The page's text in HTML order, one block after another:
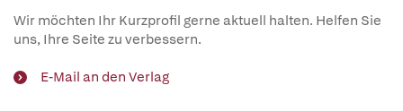
Wir möchten Ihr Kurzprofil gerne aktuell halten. Helfen Sie
uns, Ihre Seite zu verbessern.
E-Mail an den Verlag